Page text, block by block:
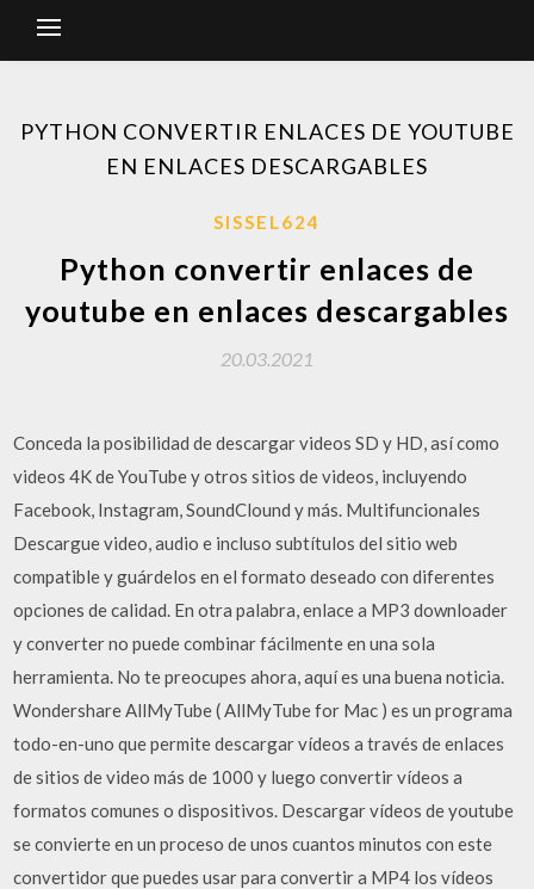
PYTHON CONVERTIR ENLACES DE YOUTUBE
EN ENLACES DESCARGABLES
SISSEL624
Python convertir enlaces de
youtube en enlaces descargables
20.03.2021
Conceda la posibilidad de descargar videos SD y HD, así como
videos 4K de YouTube y otros sitios de videos, incluyendo
Facebook, Instagram, SoundClound y más. Multifuncionales
Descargue video, audio e incluso subtítulos del sitio web
compatible y guárdelos en el formato deseado con diferentes
opciones de calidad. En otra palabra, enlace a MP3 downloader
y converter no puede combinar fácilmente en una sola
herramienta. No te preocupes ahora, aquí es una buena noticia.
Wondershare AllMyTube ( AllMyTube for Mac ) es un programa
todo-en-uno que permite descargar vídeos a través de enlaces
de sitios de video más de 1000 y luego convertir vídeos a
formatos comunes o dispositivos. Descargar vídeos de youtube
se convierte en un proceso de unos cuantos minutos con este
convertidor que puedes usar para convertir a MP4 los vídeos